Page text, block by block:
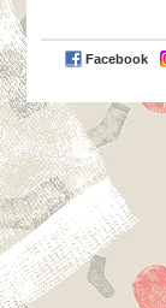
Facebook